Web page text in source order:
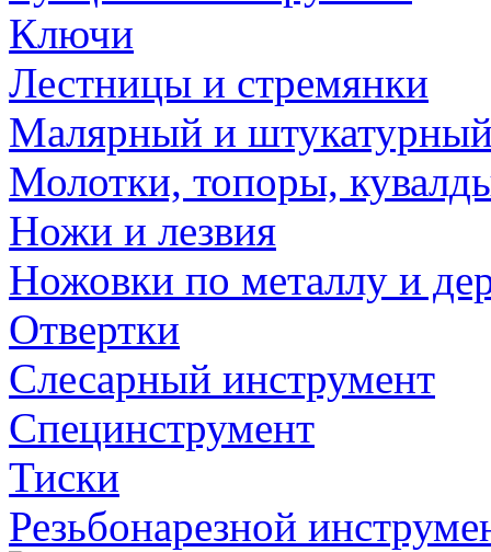
Ключи
Лестницы и стремянки
Малярный и
Молотки, топоры,
Ножи и лезвия
Ножовки по металлу и
Отвертки
Слесарный инструмент
Специнструмент
Тиски
Резьбонарезной